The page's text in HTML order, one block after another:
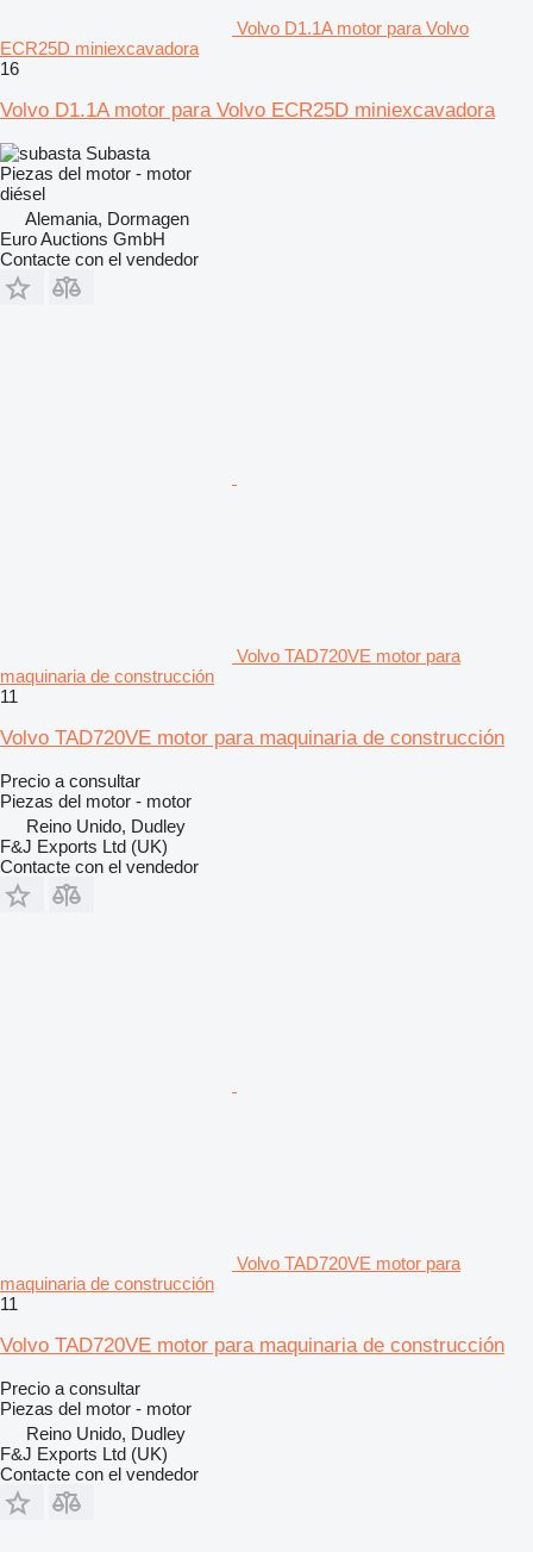
Volvo D1.1A motor para Volvo
ECR25D miniexcavadora
16
Volvo D1.1A motor para Volvo ECR25D miniexcavadora
Subasta
Piezas del motor - motor
diésel
Alemania, Dormagen
Euro Auctions GmbH
Contacte con el vendedor
Volvo TAD720VE motor para
maquinaria de construcción
11
Volvo TAD720VE motor para maquinaria de construcción
Precio a consultar
Piezas del motor - motor
Reino Unido, Dudley
F&J Exports Ltd (UK)
Contacte con el vendedor
Volvo TAD720VE motor para
maquinaria de construcción
11
Volvo TAD720VE motor para maquinaria de construcción
Precio a consultar
Piezas del motor - motor
Reino Unido, Dudley
F&J Exports Ltd (UK)
Contacte con el vendedor